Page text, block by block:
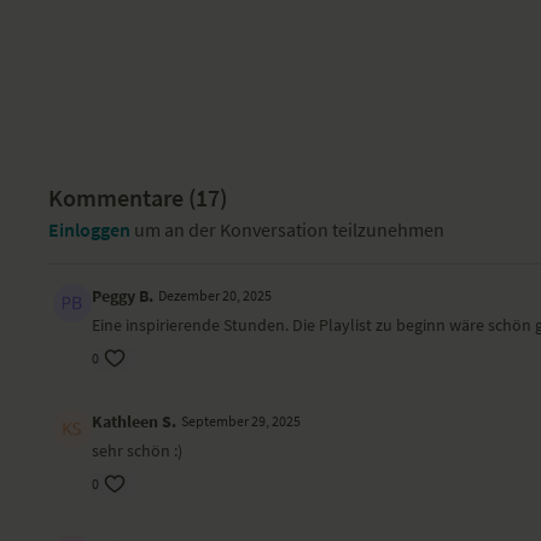
Kommentare (17)
Einloggen um an der Konversation teilzunehmen
Peggy B. Dezember 20, 2025
Eine inspirierende Stunden. Die Playlist zu beginn wäre schön
0
Kathleen S. September 29, 2025
sehr schön :)
0